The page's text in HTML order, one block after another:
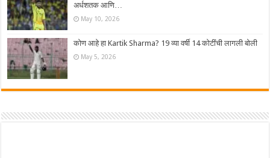
अर्धशतक आणि…
May 10, 2026
कोण आहे हा Kartik Sharma? 19 व्या वर्षी 14 कोटींची लागली बोली
May 5, 2026